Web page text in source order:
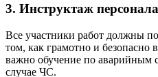
3. Инструктаж персонала
Все участники работ должны
том, как грамотно и безопасно
важно обучение по аварийным
случае ЧС.